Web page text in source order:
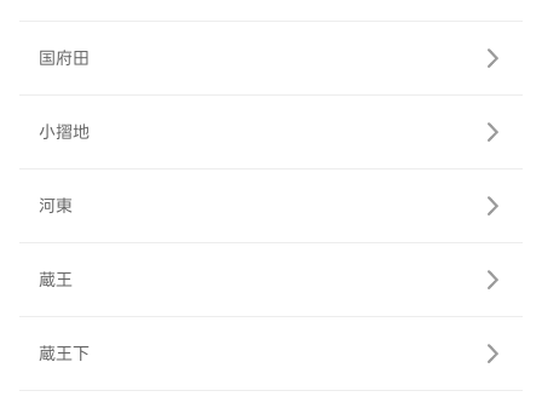
国府田
小摺地
河東
蔵王
蔵王下